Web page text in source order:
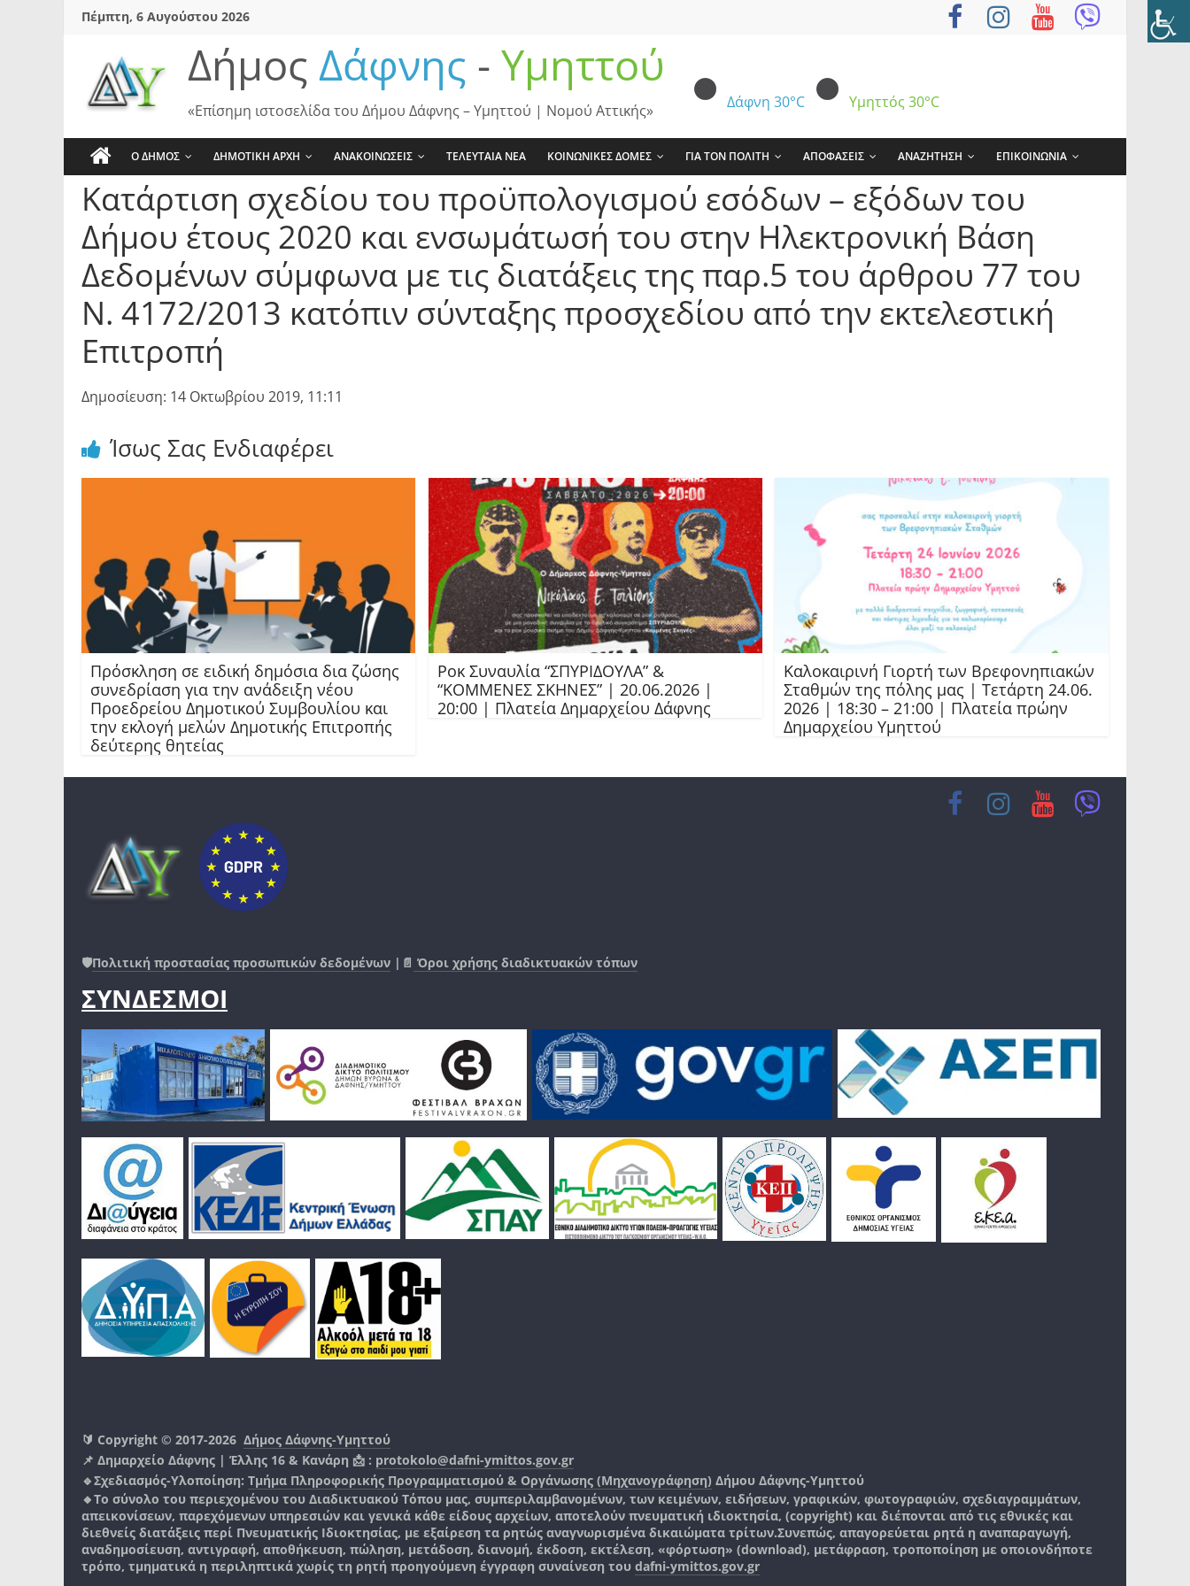
SkipΠέμπτη, 6 Αυγούστου 2026
Δήμος Δάφνης - Υμηττού
Δάφνη 30°C Υμηττός 30°C
«Επίσημη ιστοσελίδα του Δήμου Δάφνης – Υμηττού | Νομού Αττικής»
Ο ΔΗΜΟΣ ΔΗΜΟΤΙΚΗ ΑΡΧΗ ΑΝΑΚΟΙΝΩΣΕΙΣ ΤΕΛΕΥΤΑΙΑ ΝΕΑ ΚΟΙΝΩΝΙΚΕΣ ΔΟΜΕΣ ΓΙΑ ΤΟΝ ΠΟΛΙΤΗ ΑΠΟΦΑΣΕΙΣ ΑΝΑΖΗΤΗΣΗ ΕΠΙΚΟΙΝΩΝΙΑ
Κατάρτιση σχεδίου του προϋπολογισμού εσόδων – εξόδων του
Δήμου έτους 2020 και ενσωμάτωσή του στην Ηλεκτρονική Βάση
Δεδομένων σύμφωνα με τις διατάξεις της παρ.5 του άρθρου 77 του
Ν. 4172/2013 κατόπιν σύνταξης προσχεδίου από την εκτελεστική
Επιτροπή
Δημοσίευση: 14 Οκτωβρίου 2019, 11:11
Ίσως Σας Ενδιαφέρει
Πρόσκληση σε ειδική δημόσια δια ζώσης
συνεδρίαση για την ανάδειξη νέου
Προεδρείου Δημοτικού Συμβουλίου και
την εκλογή μελών Δημοτικής Επιτροπής
δεύτερης θητείας
Ροκ Συναυλία “ΣΠΥΡΙΔΟΥΛΑ” &
“ΚΟΜΜΕΝΕΣ ΣΚΗΝΕΣ” | 20.06.2026 |
20:00 | Πλατεία Δημαρχείου Δάφνης
Καλοκαιρινή Γιορτή των Βρεφονηπιακών
Σταθμών της πόλης μας | Τετάρτη 24.06.
2026 | 18:30 – 21:00 | Πλατεία πρώην
Δημαρχείου Υμηττού
🛡️Πολιτική προστασίας προσωπικών δεδομένων |📄 Όροι χρήσης διαδικτυακών τόπων
ΣΥΝΔΕΣΜΟΙ
🔰 Copyright © 2017-2026 Δήμος Δάφνης-Υμηττού
📌 Δημαρχείο Δάφνης | Έλλης 16 & Κανάρη 📩 : protokolo@dafni-ymittos.gov.gr
🔹Σχεδιασμός-Υλοποίηση: Τμήμα Πληροφορικής Προγραμματισμού & Οργάνωσης (Μηχανογράφηση) Δήμου Δάφνης-Υμηττού
🔸Το σύνολο του περιεχομένου του Διαδικτυακού Τόπου μας, συμπεριλαμβανομένων, των κειμένων, ειδήσεων, γραφικών, φωτογραφιών, σχεδιαγραμμάτων,
απεικονίσεων, παρεχόμενων υπηρεσιών και γενικά κάθε είδους αρχείων, αποτελούν πνευματική ιδιοκτησία, (copyright) και διέπονται από τις εθνικές και
διεθνείς διατάξεις περί Πνευματικής Ιδιοκτησίας, με εξαίρεση τα ρητώς αναγνωρισμένα δικαιώματα τρίτων.Συνεπώς, απαγορεύεται ρητά η αναπαραγωγή,
αναδημοσίευση, αντιγραφή, αποθήκευση, πώληση, μετάδοση, διανομή, έκδοση, εκτέλεση, «φόρτωση» (download), μετάφραση, τροποποίηση με οποιονδήποτε
τρόπο, τμηματικά η περιληπτικά χωρίς τη ρητή προηγούμενη έγγραφη συναίνεση του dafni-ymittos.gov.gr